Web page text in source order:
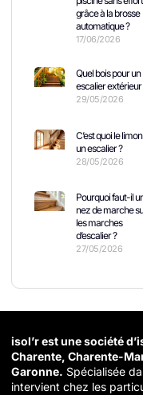
grâce à la brosse
automatique ?
17/06/2026
Quel bois pour un
escalier extérieur
29/05/2026
C’est quoi le
un escalier ?
28/05/2026
Pourquoi faut-il
nez de marche
les marches
d’escalier ?
27/05/2026
isol’r est une société
Charente, Charente-
Garonne. Spécialisée
intervient chez les